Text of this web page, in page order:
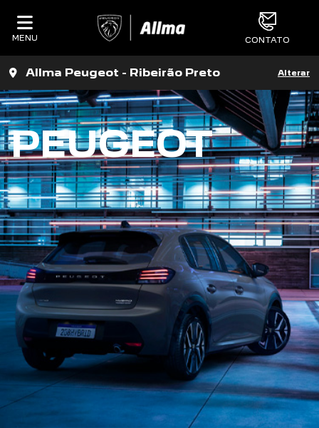
MENU CONTATO
Allma Peugeot - Ribeirão Preto Alterar
PEUGEOT